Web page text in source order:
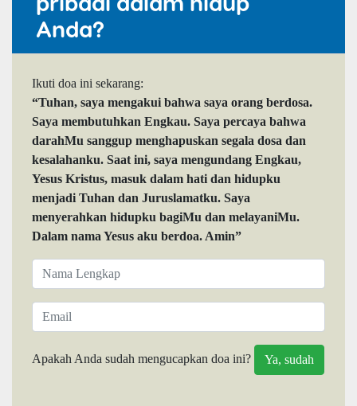
Anda?
Ikuti doa ini sekarang:
“Tuhan, saya mengakui bahwa saya orang berdosa.
Saya membutuhkan Engkau. Saya percaya bahwa
darahMu sanggup menghapuskan segala dosa dan
kesalahanku. Saat ini, saya mengundang Engkau,
Yesus Kristus, masuk dalam hati dan hidupku
menjadi Tuhan dan Juruslamatku. Saya
menyerahkan hidupku bagiMu dan melayaniMu.
Dalam nama Yesus aku berdoa. Amin”
Apakah Anda sudah mengucapkan doa ini?